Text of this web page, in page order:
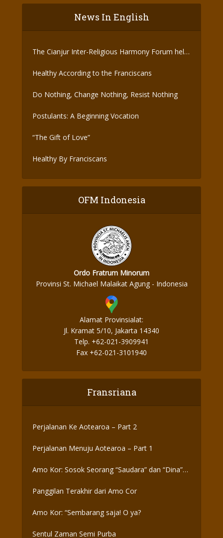
News In English
The Cianjur Inter-Religious Harmony Forum held
Healthy According to the Franciscans
Do Nothing, Change Nothing, Resist Nothing
Postulants: A Beginning Vocation
“The Gift of Love”
Healthy By Franciscans
OFM Indonesia
Ordo Fratrum Minorum
Provinsi St. Michael Malaikat Agung - Indonesia
Alamat Provinsialat:
Jl. Kramat 5/10, Jakarta 14340
Telp. +62-021-3909941
Fax +62-021-3101940
Fransriana
Perjalanan Ke Aotearoa – Part 2
Perjalanan Menuju Aotearoa – Part 1
Amo Kor: Sosok Seorang “Saudara” dan “Dina”
Panggilan Terakhir dari Amo Cor
Amo Kor: “Sembarang saja! O ya?
Sentul Zaman Semi Purba